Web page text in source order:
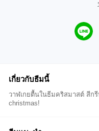
เกี่ยวกับธีมนี้
วาฬเกยตื้นในธีมคริสมาสต์ สีก
christmas!